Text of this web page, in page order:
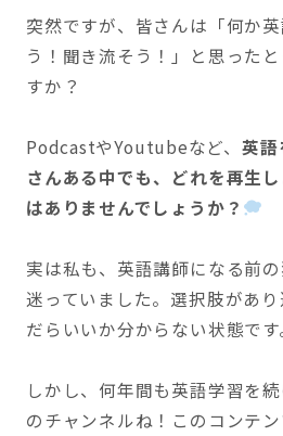
突然ですが、皆さんは「何か
う！聞き流そう！」と思った
すか？
PodcastやYoutubeなど、英語
さんある中でも、どれを再生
はありませんでしょうか？
実は私も、英語講師になる前
迷っていました。選択肢があ
だらいいか分からない状態です
しかし、何年間も英語学習を
のチャンネルね！このコンテ